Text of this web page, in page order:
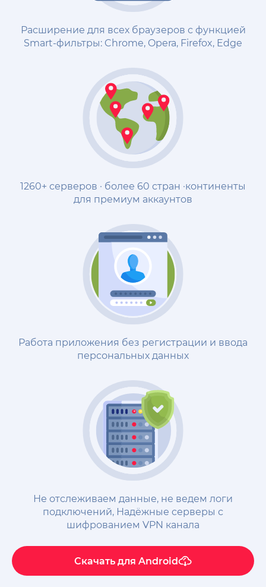
Расширение для всех браузеров с функцией
Smart-фильтры: Chrome, Opera, Firefox, Edge
1260+ серверов · более 60 стран ·континенты
для премиум аккаунтов
Работа приложения без регистрации и ввода
персональных данных
Не отслеживаем данные, не ведем логи
подключений, Надёжные cерверы с
шифрованием VPN канала
Скачать для Android